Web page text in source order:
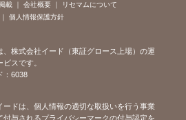
載 会社概要
リセマムについて
個人情報保護方針
、株式会社イード（東証グロース上場）の運
スです。
：6038
ードは、個人情報の適切な取扱いを行う事業
付与されるプライバシーマークの付与認定を